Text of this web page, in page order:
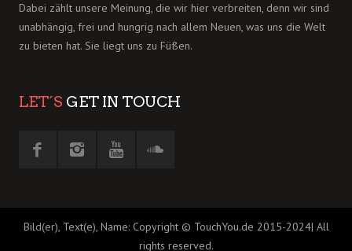
Dabei zählt unsere Meinung, die wir hier verbreiten, denn wir sind
unabhängig, frei und hungrig nach allem Neuen, was uns die Welt
zu bieten hat. Sie liegt uns zu Füßen.
LET´S GET IN TOUCH
Bild(er), Text(e), Name: Copyright © TouchYou.de 2015-2024| All
rights reserved.